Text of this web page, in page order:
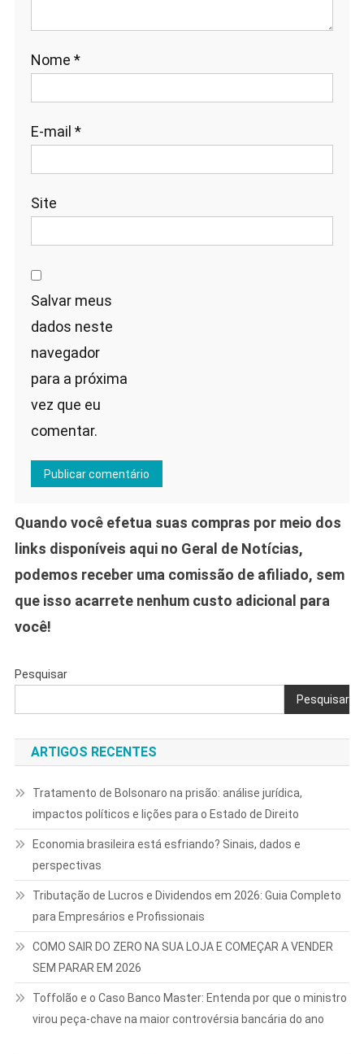
Nome *
E-mail *
Site
Salvar meus
dados neste
navegador
para a próxima
vez que eu
comentar.
Quando você efetua suas compras por meio dos
links disponíveis aqui no Geral de Notícias,
podemos receber uma comissão de afiliado, sem
que isso acarrete nenhum custo adicional para
você!
Pesquisar
Pesquisar
ARTIGOS RECENTES
Tratamento de Bolsonaro na prisão: análise jurídica,
impactos políticos e lições para o Estado de Direito
Economia brasileira está esfriando? Sinais, dados e
perspectivas
Tributação de Lucros e Dividendos em 2026: Guia Completo
para Empresários e Profissionais
COMO SAIR DO ZERO NA SUA LOJA E COMEÇAR A VENDER
SEM PARAR EM 2026
Toffolão e o Caso Banco Master: Entenda por que o ministro
virou peça-chave na maior controvérsia bancária do ano